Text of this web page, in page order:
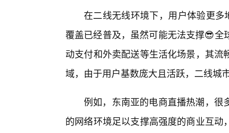
在二线无线环境下，用户体验更多
覆盖已经普及，虽然可能无法支撑😎
动支付和外卖配送等生活化场景，其
域，由于用户基数庞大且活跃，二线城
例如，东南亚的电商直播热潮，很
的网络环境足以支撑高强度的商业互